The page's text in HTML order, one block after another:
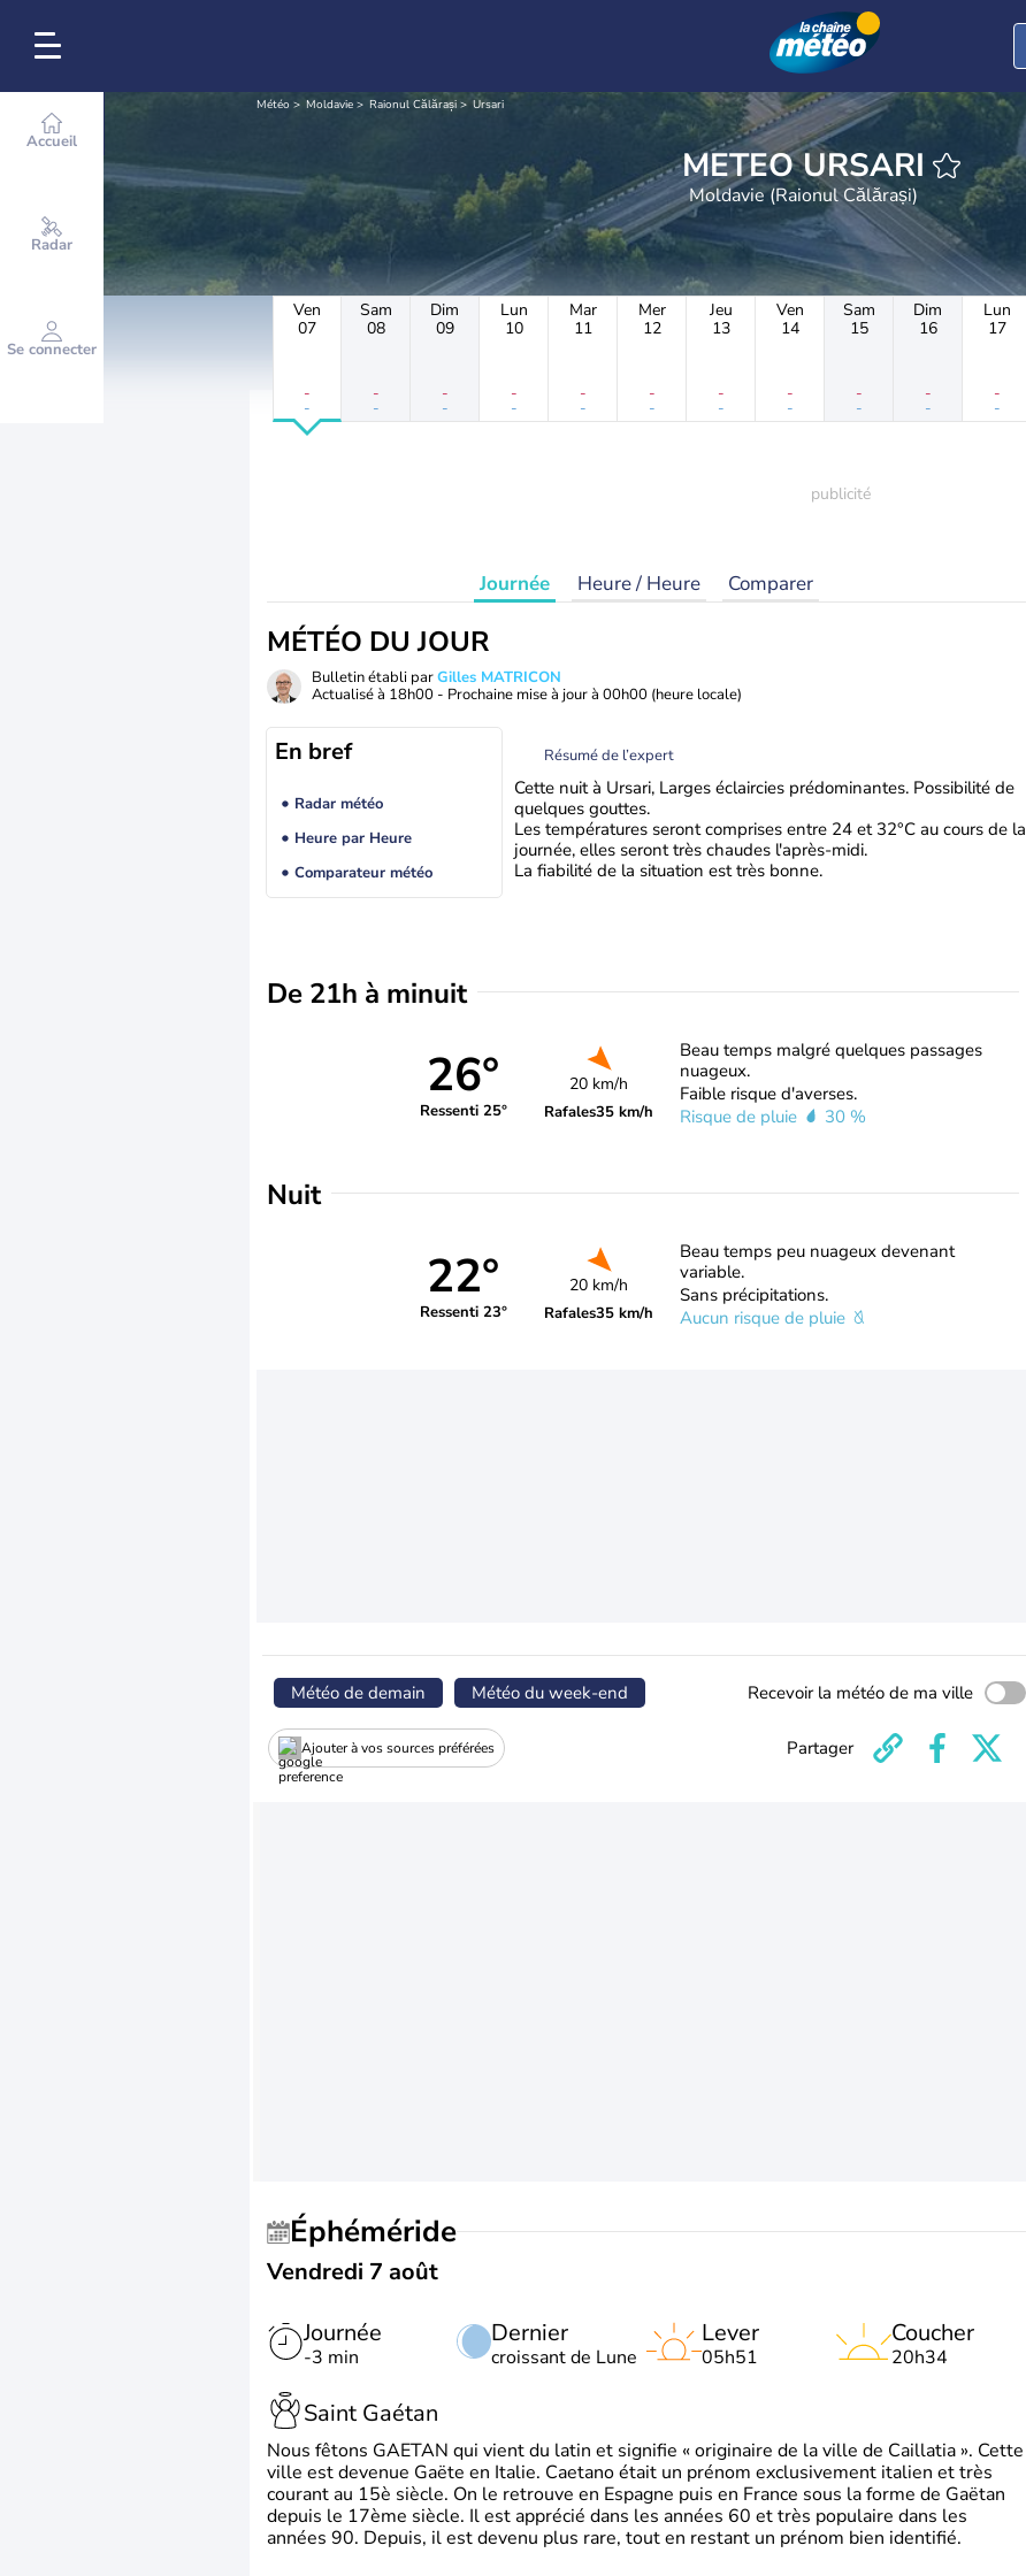
Accueil
Radar
Se connecter
Météo Moldavie Raionul Călărași Ursari
METEO URSARI
Moldavie (Raionul Călărași)
Ven
07
-
-
Sam
08
-
-
Dim
09
-
-
Lun
10
-
-
Mar
11
-
-
Mer
12
-
-
Jeu
13
-
-
Ven
14
-
-
Sam
15
-
-
Dim
16
-
-
Lun
17
-
-
Journée Heure / Heure Comparer
MÉTÉO DU JOUR
Bulletin établi parGilles MATRICON
Actualisé à 18h00 - Prochaine mise à jour à 00h00 (heure locale)
En bref
Radar météo
Heure par Heure
Comparateur météo
Résumé de l’expert
Cette nuit à Ursari, Larges éclaircies prédominantes. Possibilité de
quelques gouttes.
Les températures seront comprises entre 24 et 32°C au cours de la
journée, elles seront très chaudes l'après-midi.
La fiabilité de la situation est très bonne.
De 21h à minuit
26°
Ressenti 25°
20 km/h
Rafales35 km/h
Beau temps malgré quelques passages
nuageux.
Faible risque d'averses.
Risque de pluie
30 %
Nuit
22°
Ressenti 23°
20 km/h
Rafales35 km/h
Beau temps peu nuageux devenant
variable.
Sans précipitations.
Aucun risque de pluie
Météo de demain Météo du week-end Recevoir la météo de ma ville
Ajouter à vos sources préférées Partager
Éphéméride
Vendredi 7 août
Journée
-3 min
Dernier
croissant de Lune
Lever
05h51
Coucher
20h34
Saint Gaétan
Nous fêtons GAETAN qui vient du latin et signifie « originaire de la ville de Caillatia ». Cette
ville est devenue Gaëte en Italie. Caetano était un prénom exclusivement italien et très
courant au 15è siècle. On le retrouve en Espagne puis en France sous la forme de Gaëtan
depuis le 17ème siècle. Il est apprécié dans les années 60 et très populaire dans les
années 90. Depuis, il est devenu plus rare, tout en restant un prénom bien identifié.